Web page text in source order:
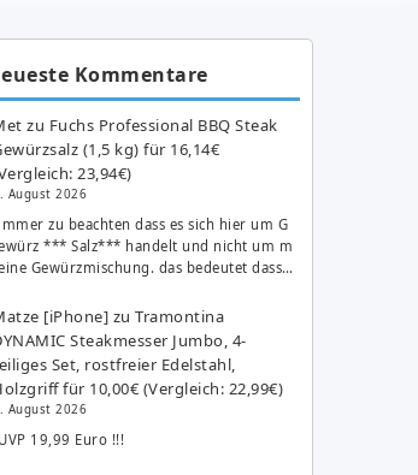
Kommentare
zu Fuchs Professional BBQ Steak
(1,5 kg) für 16,14€
23,94€)
August 2026
immer zu beachten dass es sich hier um G
*** Salz*** handelt und nicht um m
Gewürzmischung. das bedeutet dass…
[iPhone] zuTramontina
Steakmesser Jumbo, 4-
Set, rostfreier Edelstahl,
für 10,00€ (Vergleich: 22,99€)
August 2026
UVP 19,99 Euro !!!